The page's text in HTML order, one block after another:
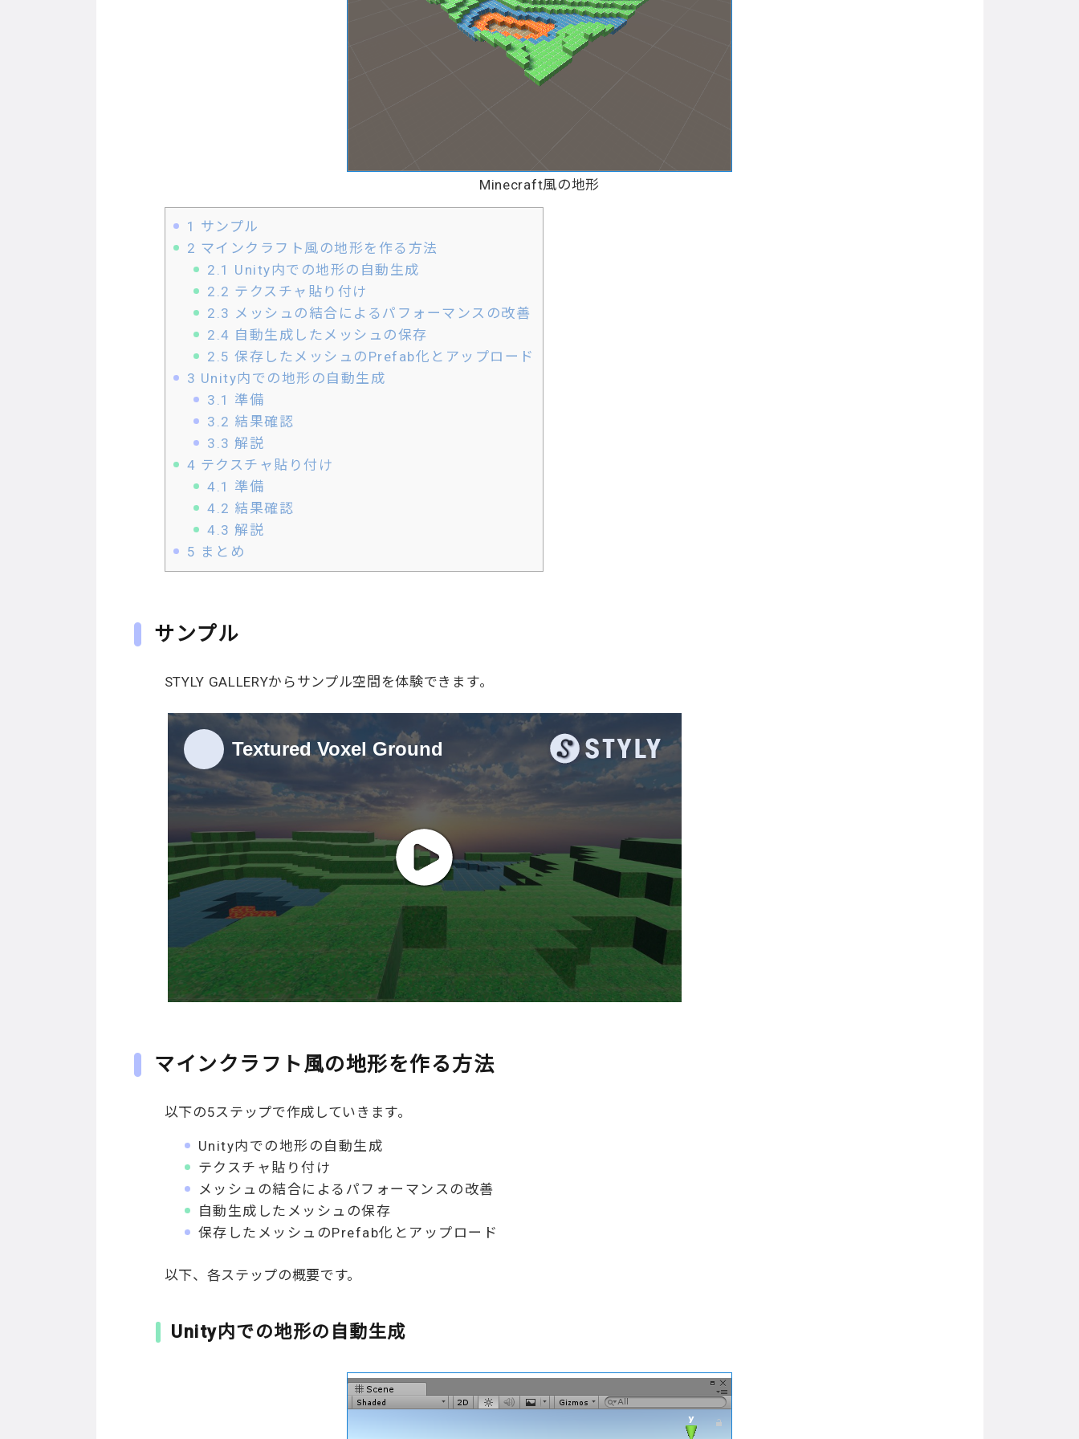
Minecraft風の地形
1 サンプル
2 マインクラフト風の地形を作る方法
2.1 Unity内での地形の自動生成
2.2 テクスチャ貼り付け
2.3 メッシュの結合によるパフォーマンスの改善
2.4 自動生成したメッシュの保存
2.5 保存したメッシュのPrefab化とアップロード
3 Unity内での地形の自動生成
3.1 準備
3.2 結果確認
3.3 解説
4 テクスチャ貼り付け
4.1 準備
4.2 結果確認
4.3 解説
5 まとめ
サンプル
STYLY GALLERYからサンプル空間を体験できます。
マインクラフト風の地形を作る方法
以下の5ステップで作成していきます。
Unity内での地形の自動生成
テクスチャ貼り付け
メッシュの結合によるパフォーマンスの改善
自動生成したメッシュの保存
保存したメッシュのPrefab化とアップロード
以下、各ステップの概要です。
Unity内での地形の自動生成